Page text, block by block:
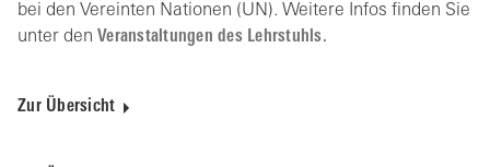
bei den Vereinten Nationen (UN). Weitere Infos finden Sie
unter den Veranstaltungen des Lehrstuhls.
Zur Übersicht